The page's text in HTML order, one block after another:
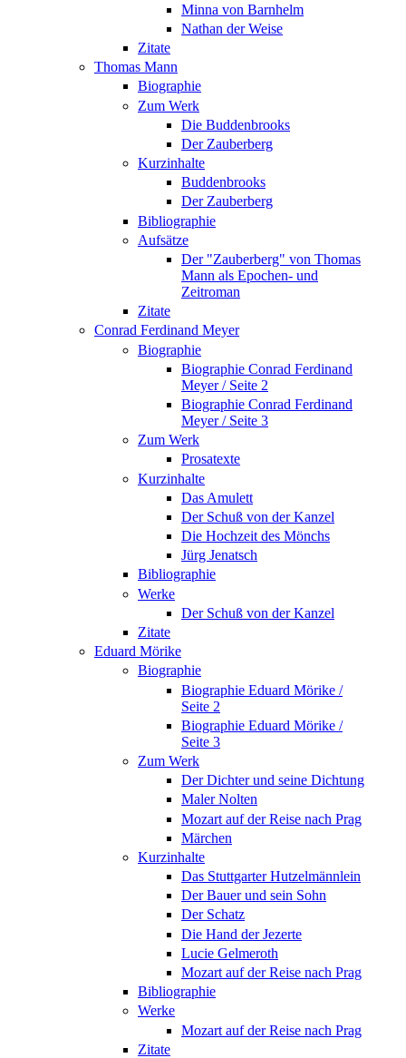
Minna von Barnhelm
Nathan der Weise
Zitate
Thomas Mann
Biographie
Zum Werk
Die Buddenbrooks
Der Zauberberg
Kurzinhalte
Buddenbrooks
Der Zauberberg
Bibliographie
Aufsätze
Der "Zauberberg" von Thomas
Mann als Epochen- und
Zeitroman
Zitate
Conrad Ferdinand Meyer
Biographie
Biographie Conrad Ferdinand
Meyer / Seite 2
Biographie Conrad Ferdinand
Meyer / Seite 3
Zum Werk
Prosatexte
Kurzinhalte
Das Amulett
Der Schuß von der Kanzel
Die Hochzeit des Mönchs
Jürg Jenatsch
Bibliographie
Werke
Der Schuß von der Kanzel
Zitate
Eduard Mörike
Biographie
Biographie Eduard Mörike /
Seite 2
Biographie Eduard Mörike /
Seite 3
Zum Werk
Der Dichter und seine Dichtung
Maler Nolten
Mozart auf der Reise nach Prag
Märchen
Kurzinhalte
Das Stuttgarter Hutzelmännlein
Der Bauer und sein Sohn
Der Schatz
Die Hand der Jezerte
Lucie Gelmeroth
Mozart auf der Reise nach Prag
Bibliographie
Werke
Mozart auf der Reise nach Prag
Zitate